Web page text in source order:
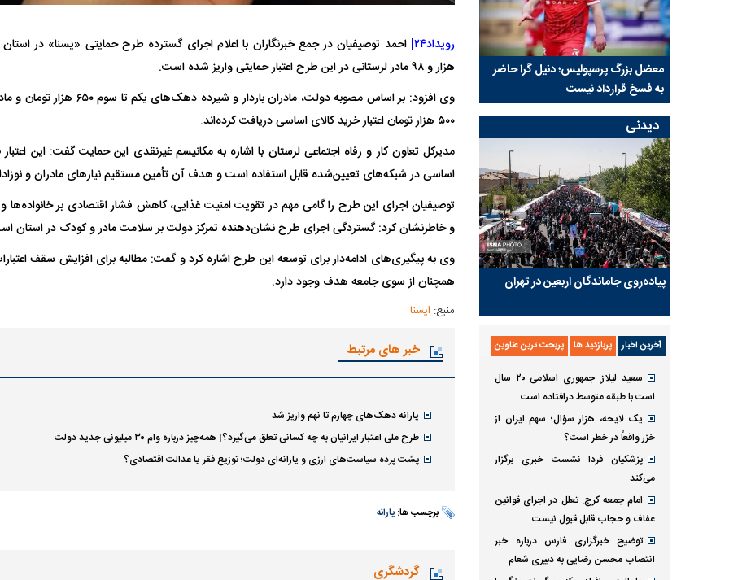
رویداد۲۴|
هزار و ۹۸ مادر لرستانی در این طرح اعتبار حمایتی واریز شده است.
وی افزود: بر اساس مصوبه دولت، مادران
۵۰۰ هزار تومان اعتبار خرید کالای اساسی دریافت کرده‌اند.
اساسی در شبکه‌های تعیین‌شده قابل استفاده است و هدف آن تأمین مستقیم نیاز‌های مادران و
توصیفیان اجرای این طرح را گامی مهم در تقویت امنیت غذایی، کاهش فشار اقتصادی بر
و خاطرنشان کرد: گستردگی اجرای طرح نشان‌دهنده تمرکز دولت بر سلامت مادر و کودک در استان
وی به پیگیری‌های ادامه‌دار برای توسعه این طرح اشاره کرد و گفت: مطالبه برای افزایش سقف
همچنان از سوی جامعه هدف وجود دارد.
منبع: ایسنا
خبر های مرتبط
یارانه دهک‌های چهارم تا نهم واریز شد
طرح ملی اعتبار ایرانیان به چه کسانی تعلق می‌گیرد؟| همه‌چیز درباره وام ۳۰ میلیونی جدید دولت
پشت پرده سیاست‌های ارزی و یارانه‌ای دولت؛ توزیع فقر یا عدالت اقتصادی؟
برچسب ها: یارانه
گردشگری
معضل بزرگ پرسپولیس؛ دنیل گرا حاضر
به فسخ قرارداد نیست
مقصد احتمالی مدافع جوان پرسپولیس
مشخص شد
پیشنهاد ۱۳۲میلیاردی رامین رضاییان به
استقلال
هافبک گابنی در
دیدنی
پیاده‌روی جاماندگان اربعین در تهران
آخرین اخبار پربازدید ها پربحث ترین عناوین
سعید لیلاز: جمهوری اسلامی ۲۰ سال
است با طبقه متوسط درافتاده است
یک لایحه، هزار سؤال؛ سهم ایران از
خزر واقعاً در خطر است؟
پزشکیان فردا نشست خبری برگزار
می‌کند
امام جمعه کرج: تعلل در اجرای قوانین
عفاف و حجاب قابل قبول نیست
توضیح خبرگزاری فارس درباره خبر
انتصاب محسن رضایی به دبیری شعام